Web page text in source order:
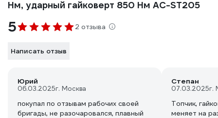
Нм, ударный гайковерт 850 Нм AC-ST205
5 2 отзыва
Написать отзыв
Юрий
06.03.2025г. Москва
покупал по отзывам рабочих своей
бригады, не разочаровался, плавный
Степан
07.03.2025г.
Топчик,
меняет на